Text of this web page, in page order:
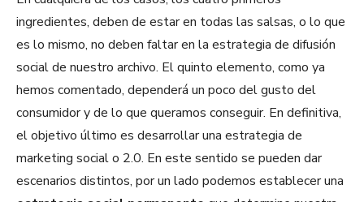
ingredientes, deben de estar en todas las salsas, o lo que
es lo mismo, no deben faltar en la estrategia de difusión
social de nuestro archivo. El quinto elemento, como ya
hemos comentado, dependerá un poco del gusto del
consumidor y de lo que queramos conseguir. En definitiva,
el objetivo último es desarrollar una estrategia de
marketing social o 2.0. En este sentido se pueden dar
escenarios distintos, por un lado podemos establecer una